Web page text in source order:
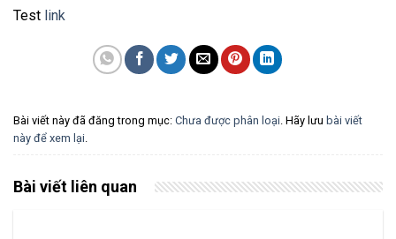
Test link
Bài viết này đã đăng trong mục: Chưa được phân loại. Hãy lưu bài viết
này để xem lại.
Bài viết liên quan